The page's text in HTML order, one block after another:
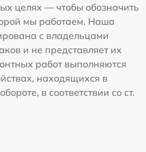
целях — чтобы обозначить
мы работаем. Наша
с владельцами
и не представляет их
работ выполняются
находящихся в
в соответствии со ст.